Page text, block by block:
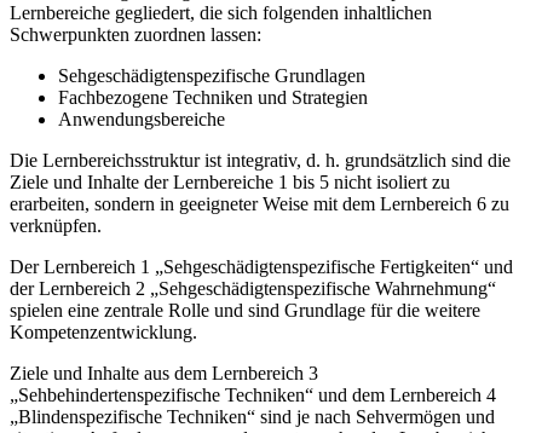
Lernbereiche gegliedert, die sich folgenden inhaltlichen
Schwerpunkten zuordnen lassen:
Sehgeschädigtenspezifische Grundlagen
Fachbezogene Techniken und Strategien
Anwendungsbereiche
Die Lernbereichsstruktur ist integrativ, d. h. grundsätzlich sind die
Ziele und Inhalte der Lernbereiche 1 bis 5 nicht isoliert zu
erarbeiten, sondern in geeigneter Weise mit dem Lernbereich 6 zu
verknüpfen.
Der Lernbereich 1 „Sehgeschädigtenspezifische Fertigkeiten“ und
der Lernbereich 2 „Sehgeschädigtenspezifische Wahrnehmung“
spielen eine zentrale Rolle und sind Grundlage für die weitere
Kompetenzentwicklung.
Ziele und Inhalte aus dem Lernbereich 3
„Sehbehindertenspezifische Techniken“ und dem Lernbereich 4
„Blindenspezifische Techniken“ sind je nach Sehvermögen und